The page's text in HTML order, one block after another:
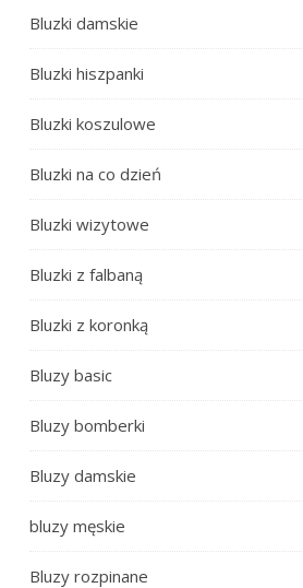
Bluzki damskie
Bluzki hiszpanki
Bluzki koszulowe
Bluzki na co dzień
Bluzki wizytowe
Bluzki z falbaną
Bluzki z koronką
Bluzy basic
Bluzy bomberki
Bluzy damskie
bluzy męskie
Bluzy rozpinane